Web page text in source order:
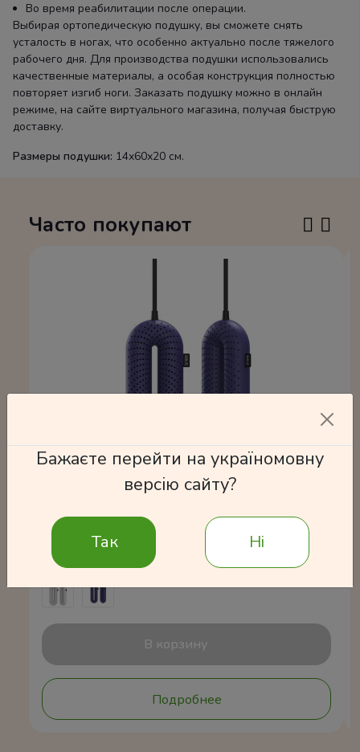
Во время реабилитации после операции.
Выбирая ортопедическую подушку, вы сможете снять
усталость в ногах, что особенно актуально после тяжелого
рабочего дня. Для производства подушки использовались
качественные материалы, а особая конструкция полностью
повторяет изгиб ноги. Заказать подушку можно в онлайн
режиме, на сайте виртуального магазина, получая быструю
доставку.
Размеры подушки: 14х60х20 см.
Часто покупают
запаха Цвет: Темно-синий Размер: 17.5 x 6.5
x 3 см
650 грн
В корзину
Подробнее
Бажаєте перейти на україномовну
версію сайту?
Так Ні